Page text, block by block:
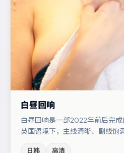
白昼回响
白昼回响是一部2022年前后完
英国语境下，主线清晰、副线饱
日韩 高清